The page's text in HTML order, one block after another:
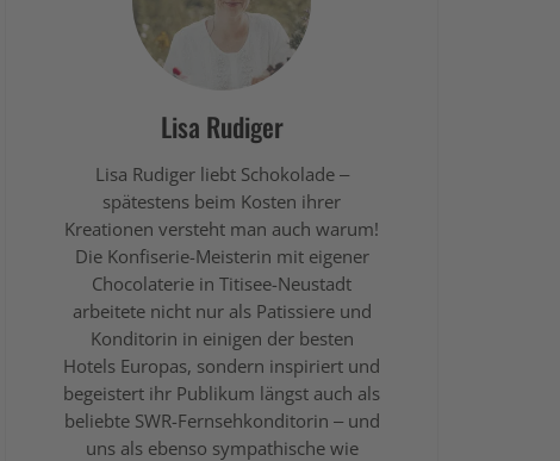
Lisa Rudiger
Lisa Rudiger liebt Schokolade –
spätestens beim Kosten ihrer
Kreationen versteht man auch warum!
Die Konfiserie-Meisterin mit eigener
Chocolaterie in Titisee-Neustadt
arbeitete nicht nur als Patissiere und
Konditorin in einigen der besten
Hotels Europas, sondern inspiriert und
begeistert ihr Publikum längst auch als
beliebte SWR-Fernsehkonditorin – und
uns als ebenso sympathische wie